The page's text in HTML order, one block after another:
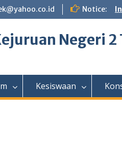
Notice:
Negeri
Kesiswaan